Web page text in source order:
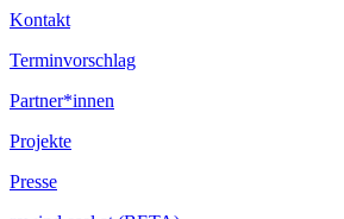
Kontakt
Terminvorschlag
Partner*innen
Projekte
Presse